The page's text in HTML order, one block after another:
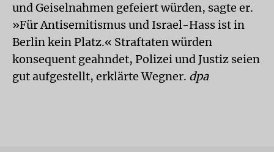
und Geiselnahmen gefeiert würden, sagte er.
»Für Antisemitismus und Israel-Hass ist in
Berlin kein Platz.« Straftaten würden
konsequent geahndet, Polizei und Justiz seien
gut aufgestellt, erklärte Wegner. dpa